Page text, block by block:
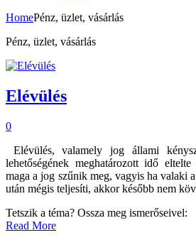
HomePénz, üzlet, vásárlás
Pénz, üzlet, vásárlás
Elévülés
0
Elévülés, valamely jog állami
lehetőségének meghatározott idő
maga a jog szűnik meg, vagyis ha valaki
után mégis teljesíti, akkor később nem
Tetszik a téma? Ossza meg ismerőseivel:
Read More